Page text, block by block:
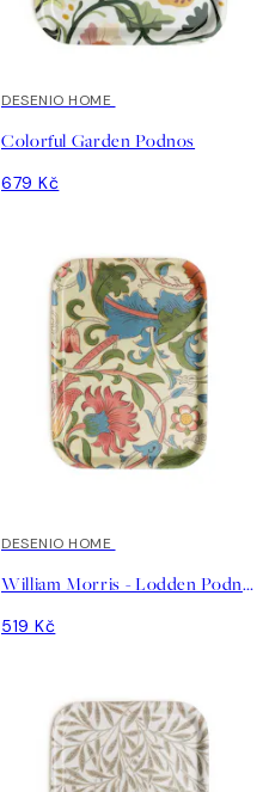
DESENIO HOME
Colorful Garden Podnos
679 Kč
DESENIO HOME
William Morris - Lodden Podnos
519 Kč